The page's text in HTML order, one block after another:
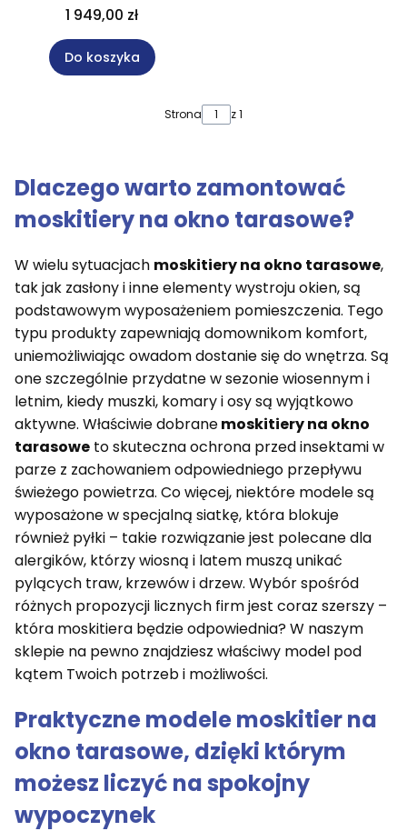
biały kalkulator -
wycena
1 949,00 zł
Do koszyka
Strona z 1
Dlaczego warto zamontować
moskitiery na okno tarasowe?
W wielu sytuacjach moskitiery na okno tarasowe,
tak jak zasłony i inne elementy wystroju okien, są
podstawowym wyposażeniem pomieszczenia. Tego
typu produkty zapewniają domownikom komfort,
uniemożliwiając owadom dostanie się do wnętrza. Są
one szczególnie przydatne w sezonie wiosennym i
letnim, kiedy muszki, komary i osy są wyjątkowo
aktywne. Właściwie dobranemoskitiery na okno
tarasowe to skuteczna ochrona przed insektami w
parze z zachowaniem odpowiedniego przepływu
świeżego powietrza. Co więcej, niektóre modele są
wyposażone w specjalną siatkę, która blokuje
również pyłki – takie rozwiązanie jest polecane dla
alergików, którzy wiosną i latem muszą unikać
pylących traw, krzewów i drzew. Wybór spośród
różnych propozycji licznych firm jest coraz szerszy –
która moskitiera będzie odpowiednia? W naszym
sklepie na pewno znajdziesz właściwy model pod
kątem Twoich potrzeb i możliwości.
Praktyczne modelemoskitier na
okno tarasowe, dzięki którym
możesz liczyć na spokojny
wypoczynek